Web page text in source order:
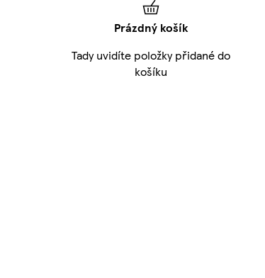
Prázdný košík
Tady uvidíte položky přidané do
košíku